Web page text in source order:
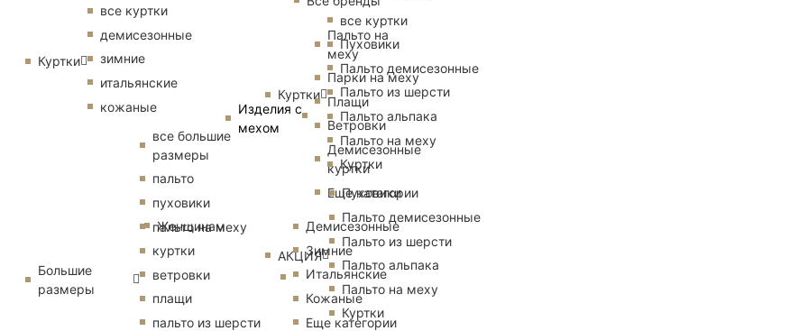
Женщинам
Изделия с
мехом
Пальто на
меху
Парки на меху
Плащи
Ветровки
Демисезонные
куртки
Еще категории
Демисезонные
Зимние
Итальянские
Кожаные
Еще категории
Куртки
все куртки
демисезонные
зимние
итальянские
кожаные
Большие
размеры
все большие
размеры
пальто
пуховики
пальто на меху
куртки
ветровки
плащи
пальто из шерсти
Куртки
все куртки
Пуховики
Пальто демисезонные
Пальто из шерсти
Пальто альпака
Пальто на меху
Куртки
АКЦИЯ
Пуховики
Пальто демисезонные
Пальто из шерсти
Пальто альпака
Пальто на меху
Куртки